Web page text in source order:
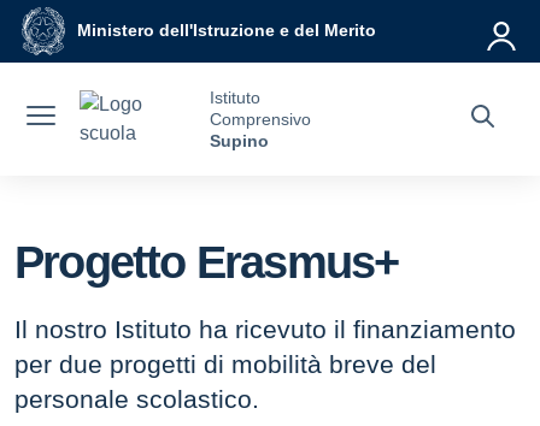
Vai ai contenuti
Vai al menu di navigazione
Vai al footer
Ministero dell'Istruzione e del Merito
Istituto
Comprensivo
Supino
Progetto Erasmus+
Il nostro Istituto ha ricevuto il finanziamento
per due progetti di mobilità breve del
personale scolastico.